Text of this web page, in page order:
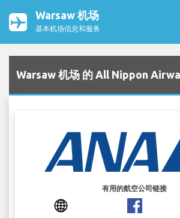
Warsaw 机场
基本机场信息和服务
Warsaw 机场 的 All Nippon
有用的航空公司链接